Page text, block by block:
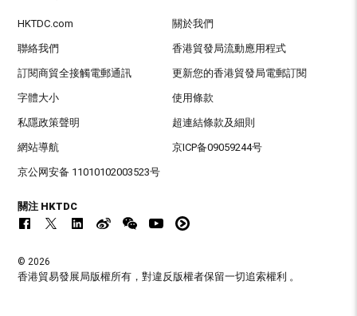
HKTDC.com 關於我們
聯絡我們 香港貿發局流動應用程式
訂閱商貿全接觸電郵通訊 更新您的香港貿發局電郵訂閱
字體大小 使用條款
私隱政策聲明 超連結條款及細則
網站導航 京ICP备09059244号
京公网安备 11010102003523号
關注 HKTDC
© 2026
香港貿易發展局版權所有，對違反版權者保留一切追索權利 。